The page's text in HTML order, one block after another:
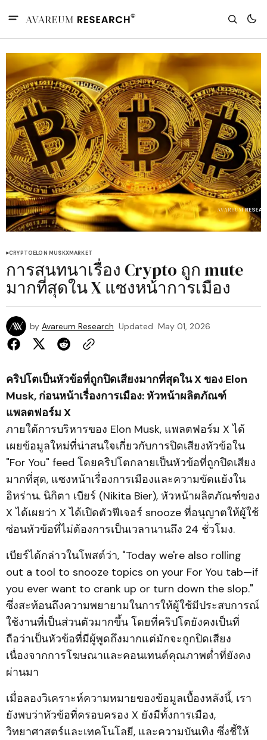
CRYPTOELON MUSKXMARKET
การสนทนาเรื่อง Crypto ถูก mute
มากที่สุดใน X แซงหน้าการเมือง
by Avareum Research Updated May 01, 2026
คริปโตเป็นหัวข้อที่ถูกปิดเสียงมากที่สุดใน X ของ Elon
Musk, ก่อนหน้าเรื่องการเมือง: หัวหน้าผลิตภัณฑ์
แพลตฟอร์ม X
ภายใต้การบริหารของ Elon Musk, แพลตฟอร์ม X ได้
เผยข้อมูลใหม่ที่น่าสนใจเกี่ยวกับการปิดเสียงหัวข้อใน
"For You" feed โดยคริปโตกลายเป็นหัวข้อที่ถูกปิดเสียง
มากที่สุด, แซงหน้าเรื่องการเมืองและความขัดแย้งใน
อิหร่าน. นิกิตา เบียร์ (Nikita Bier), หัวหน้าผลิตภัณฑ์ของ
X ได้เผยว่า X ได้เปิดตัวฟีเจอร์ snooze ที่อนุญาตให้ผู้ใช้
ซ่อนหัวข้อที่ไม่ต้องการเป็นเวลานานถึง 24 ชั่วโมง.
เบียร์ได้กล่าวในโพสต์ว่า, "Today we're also rolling
out a tool to snooze topics on your For You tab—if
you ever want to crank up or turn down the slop."
ซึ่งสะท้อนถึงความพยายามในการให้ผู้ใช้มีประสบการณ์
ใช้งานที่เป็นส่วนตัวมากขึ้น โดยที่คริปโตยังคงเป็นที่
ถือว่าเป็นหัวข้อที่มีผู้พูดถึงมากแต่มักจะถูกปิดเสียง
เนื่องจากการโฆษณาและคอนเทนต์คุณภาพต่ำที่ยังคง
ผ่านมา
เมื่อลองวิเคราะห์ความหมายของข้อมูลเบื้องหลังนี้, เรา
ยังพบว่าหัวข้อที่ครอบครอง X ยังมีทั้งการเมือง,
วิทยาศาสตร์และเทคโนโลยี, และความบันเทิง ซึ่งชี้ให้